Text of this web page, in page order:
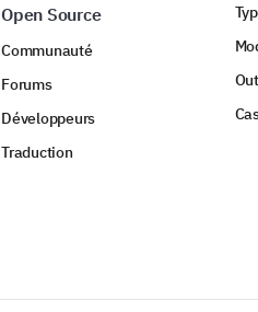
Open Source
Communauté
Forums
Développeurs
Traduction